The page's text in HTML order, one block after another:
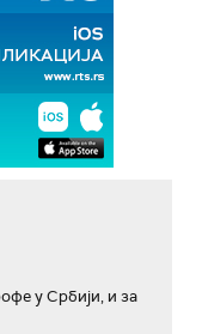
у Србији, и за